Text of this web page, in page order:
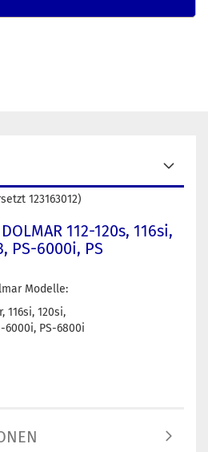
123163012)
112-120s, 116si,
PS-6000i, PS
Modelle:
116si, 120si,
6000i, PS-6800i